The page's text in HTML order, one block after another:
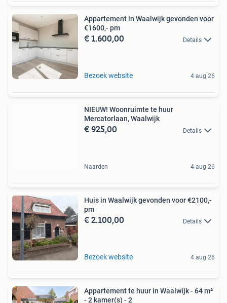
Appartement in Waalwijk gevonden voor
€1600,- pm
€ 1.600,00 Details
Bezoek website 4 aug 26
NIEUW! Woonruimte te huur
Mercatorlaan, Waalwijk
€ 925,00 Details
Naarden 4 aug 26
Huis in Waalwijk gevonden voor €2100,-
pm
€ 2.100,00 Details
Bezoek website 4 aug 26
Appartement te huur in Waalwijk - 64 m²
- 2 kamer(s) - 2